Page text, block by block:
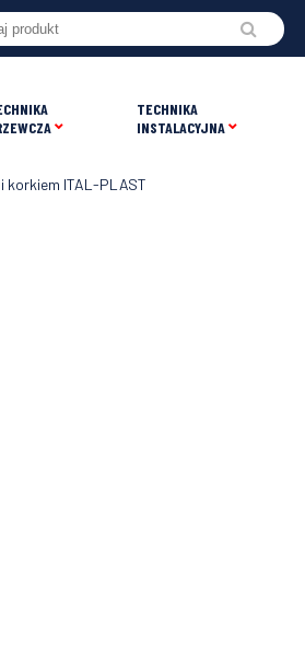
TECHNIKA
INSTALACYJNA
korkiem ITAL-PLAST